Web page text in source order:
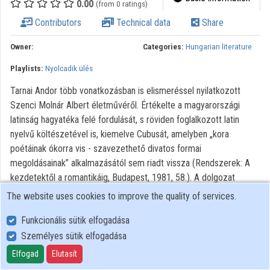
Organizations
Contributors
0.00 (from 0 ratings)
Contributors Technical data Share
Owner: Categories: Hungarian literature
Playlists: Nyolcadik ülés
Tarnai Andor több vonatkozásban is elismeréssel nyilatkozott
Szenci Molnár Albert életművéről. Értékelte a magyarországi
latinság hagyatéka felé fordulását, s röviden foglalkozott latin
nyelvű költészetével is, kiemelve Cubusát, amelyben „kora
poétáinak ókorra vis - szavezethető divatos formai
megoldásainak” alkalmazásától sem riadt vissza (Rendszerek: A
kezdetektől a romantikáig, Budapest, 1981, 58.). A dolgozat
Molnár Albertnek az utóbbi évtizedekben jelentős számú verssel
megmutatni, hogy milyen eruditióval ötvözte az antik mitológiai
hagyományt a kereszténység tanításaival, miként használta fel és
újította meg a latin poétikai és retorikai eszköztár egyes elemeit,
és hogy milyen társszerzőkkel együtt jelentek meg ezek a versek,
The website uses cookies to improve the quality of services.
Funkcionális sütik elfogadása
Személyes sütik elfogadása
Elfogad Elutasít